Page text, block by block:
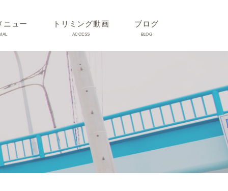
ニュー
他動物の病気
トリミング動画
ACCESS
ブログ
BLOG
うさぎ、ハムスター、小鳥、
モルモットなどについて
トリミング事例集
ホリスティック医療